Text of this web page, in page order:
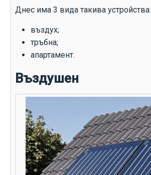
Днес има 3 вида такива устройства:
въздух;
тръбна;
апартамент.
Въздушен